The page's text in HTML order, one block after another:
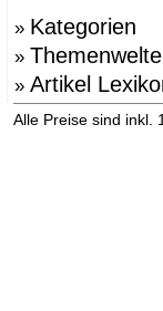
» Kategorien
»
» Artikel
Alle Preise sind inkl.